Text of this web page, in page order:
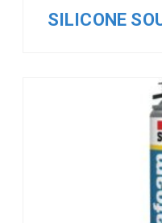
SILICONE